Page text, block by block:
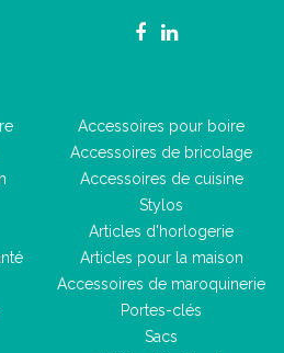
Accessoires pour boire
Accessoires de bricolage
Accessoires de cuisine
Stylos
Articles d'horlogerie
Articles pour la maison
Accessoires de maroquinerie
Portes-clés
Sacs